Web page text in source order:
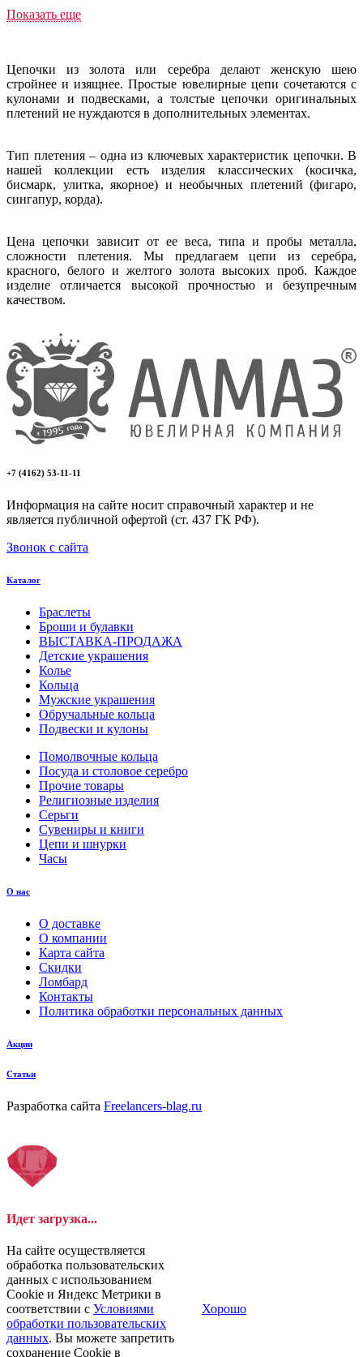
Показать еще
Цепочки из золота или серебра делают женскую шею
стройнее и изящнее. Простые ювелирные цепи сочетаются с
кулонами и подвесками, а толстые цепочки оригинальных
плетений не нуждаются в дополнительных элементах.
Тип плетения – одна из ключевых характеристик цепочки. В
нашей коллекции есть изделия классических (косичка,
бисмарк, улитка, якорное) и необычных плетений (фигаро,
сингапур, корда).
Цена цепочки зависит от ее веса, типа и пробы металла,
сложности плетения. Мы предлагаем цепи из серебра,
красного, белого и желтого золота высоких проб. Каждое
изделие отличается высокой прочностью и безупречным
качеством.
+7 (4162) 53-11-11
Информация на сайте носит справочный характер и не
является публичной офертой (ст. 437 ГК РФ).
Звонок с сайта
Каталог
Браслеты
Броши и булавки
ВЫСТАВКА-ПРОДАЖА
Детские украшения
Колье
Кольца
Мужские украшения
Обручальные кольца
Подвески и кулоны
Помолвочные кольца
Посуда и столовое серебро
Прочие товары
Религиозные изделия
Серьги
Сувениры и книги
Цепи и шнурки
Часы
О нас
О доставке
О компании
Карта сайта
Скидки
Ломбард
Контакты
Политика обработки персональных данных
Акции
Статьи
Разработка сайта Freelancers-blag.ru
Идет загрузка...
На сайте осуществляется
обработка пользовательских
данных с использованием
Cookie и Яндекс Метрики в
соответствии с Условиями
обработки пользовательских
данных. Вы можете запретить
сохранение Cookie в
Хорошо